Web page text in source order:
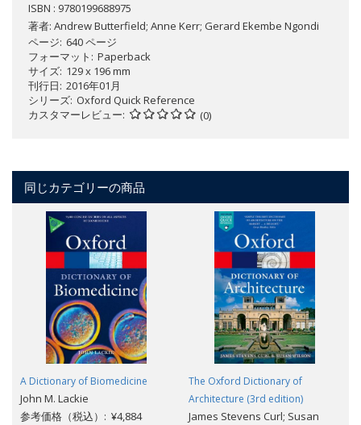
ISBN : 9780199688975
著者: Andrew Butterfield; Anne Kerr; Gerard Ekembe Ngondi
ページ 640 ページ
フォーマット
Paperback
サイズ 129 x 196 mm
刊行日 2016年01月
シリーズ Oxford Quick Reference
カスタマーレビュー
(0)
同じカテゴリーの商品
A Dictionary of Biomedicine
John M. Lackie
参考価格（税込）: ¥4,884
The Oxford Dictionary of
Architecture (3rd edition)
James Stevens Curl; Susan